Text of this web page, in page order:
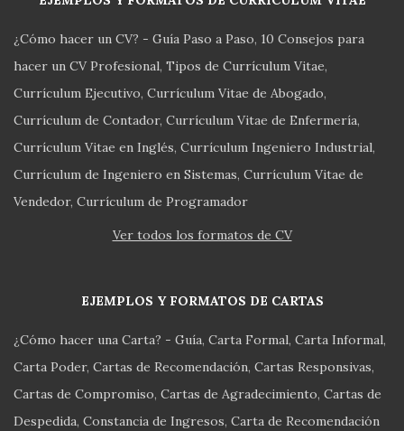
¿Cómo hacer un CV? - Guía Paso a Paso 10 Consejos para
hacer un CV Profesional Tipos de Currículum Vitae
Currículum Ejecutivo Currículum Vitae de Abogado
Currículum de Contador Currículum Vitae de Enfermería
Currículum Vitae en Inglés Currículum Ingeniero Industrial
Currículum de Ingeniero en Sistemas Currículum Vitae de
Vendedor Currículum de Programador
Ver todos los formatos de CV
EJEMPLOS Y FORMATOS DE CARTAS
¿Cómo hacer una Carta? - Guía Carta Formal Carta Informal
Carta Poder Cartas de Recomendación Cartas Responsivas
Cartas de Compromiso Cartas de Agradecimiento Cartas de
Despedida Constancia de Ingresos Carta de Recomendación